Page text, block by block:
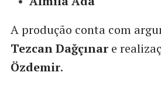
A produção conta com
Tezcan Dağçınare
Özdemir.